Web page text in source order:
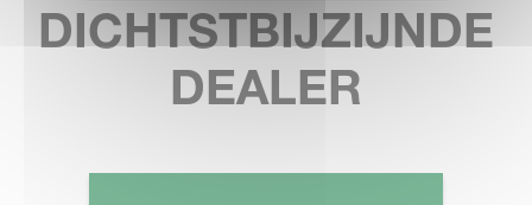
DICHTSTBIJZIJNDE
DEALER